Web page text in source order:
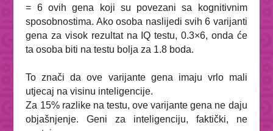
= 6 ovih gena koji su povezani sa kognitivnim
sposobnostima. Ako osoba naslijedi svih 6 varijanti
gena za visok rezultat na IQ testu, 0.3×6, onda će
ta osoba biti na testu bolja za 1.8 boda.
To znači da ove varijante gena imaju vrlo mali
utjecaj na visinu inteligencije.
Za 15% razlike na testu, ove varijante gena ne daju
objašnjenje.Geni za inteligenciju, faktički, ne